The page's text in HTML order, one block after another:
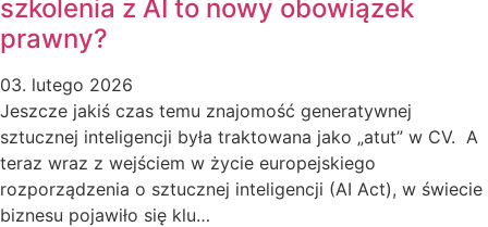
szkolenia z AI to nowy obowiązek
prawny?
03. lutego 2026
Jeszcze jakiś czas temu znajomość generatywnej
sztucznej inteligencji była traktowana jako „atut” w CV. A
teraz wraz z wejściem w życie europejskiego
rozporządzenia o sztucznej inteligencji (AI Act), w świecie
biznesu pojawiło się klu…